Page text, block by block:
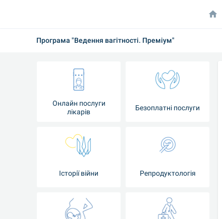
Програма "Ведення вагітності. Преміум"
Онлайн послуги
лікарів
Безоплатні послуги
Історії війни Репродуктологія